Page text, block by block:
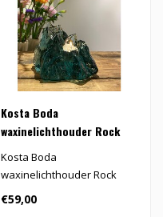
Kosta Boda
waxinelichthouder Rock
Kosta Boda
waxinelichthouder Rock
€59,00